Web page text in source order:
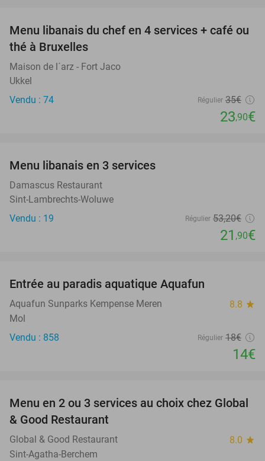
32%
Menu libanais du chef en 4 services + café ou
thé à Bruxelles
Maison de l´arz - Fort Jaco
Ukkel
Vendu : 74
Régulier 35€
23,90€
Menu libanais en 3 services
Damascus Restaurant
Sint-Lambrechts-Woluwe
Vendu : 19
Régulier 53,20€
21 ,90€
Entrée au paradis aquatique Aquafun
Aquafun Sunparks Kempense Meren 8.8 star
Mol
Vendu : 858
Régulier 18€
14€
38%
Menu en 2 ou 3 services au choix chez Global
& Good Restaurant
Global & Good Restaurant 8.0 star
Sint-Agatha-Berchem